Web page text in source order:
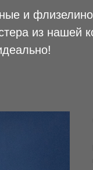
и
из нашей